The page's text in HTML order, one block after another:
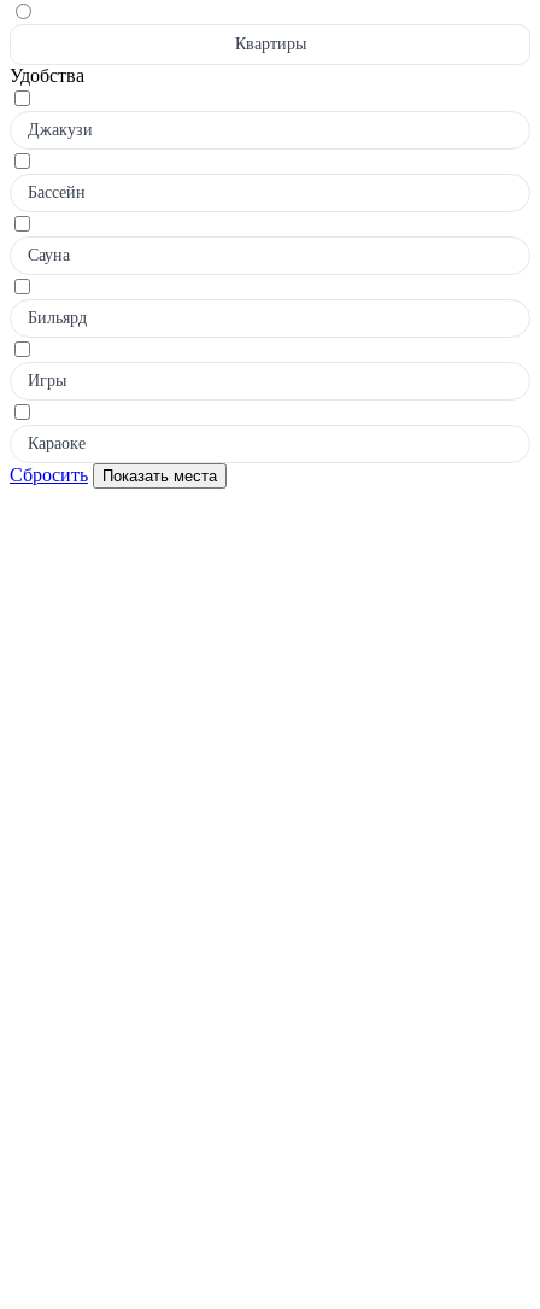
Квартиры
Удобства
Джакузи
Бассейн
Сауна
Бильярд
Игры
Караоке
Сбросить Показать места